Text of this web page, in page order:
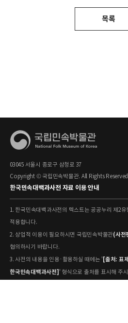
목록
03045 서울시 종로구 삼청로 37
Copyright © 국립민속박물관. All Rights
한국민속대백과사전 자료 이용 안내
1. 한국민속대백과사전의 텍스트는 공공누리 제2
적용합니다.
2. 상업적 이용이 필요하시면 국립민속박물관(사전
협의하시기 바랍니다.
3. 사전의 내용을 인용·활용하실 때에는 ' [출처: 표
한국민속대백과사전] ' 형식으로 출처를 표시해 주